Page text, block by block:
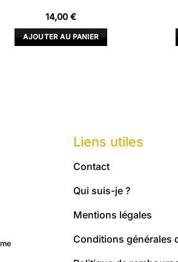
14,00 €
AJOUTER AU PANIER
Liens utiles
Contact
Qui suis-je ?
Mentions légales
Conditions générales